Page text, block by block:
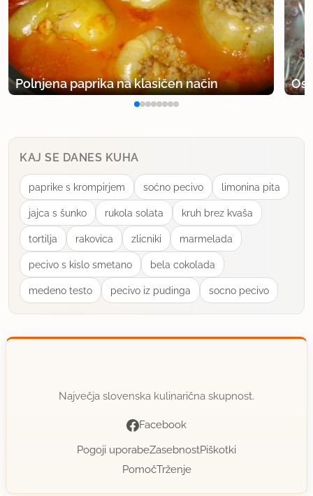
Polnjena paprika na klasičen način
KAJ SE DANES KUHA
paprike s krompirjem soćno pecivo limonina pita
jajca s šunko rukola solata kruh brez kvaša
tortilja rakovica zlicniki marmelada
pecivo s kislo smetano bela cokolada
medeno testo pecivo iz pudinga socno pecivo
Največja slovenska kulinarična skupnost.
Facebook
Pogoji uporabeZasebnostPiškotki
PomočTrženje